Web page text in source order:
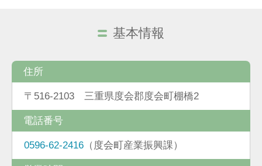
基本情報
住所
〒516-2103 三重県度会郡度会町棚橋2
電話番号
0596-62-2416 （度会町産業振興課）